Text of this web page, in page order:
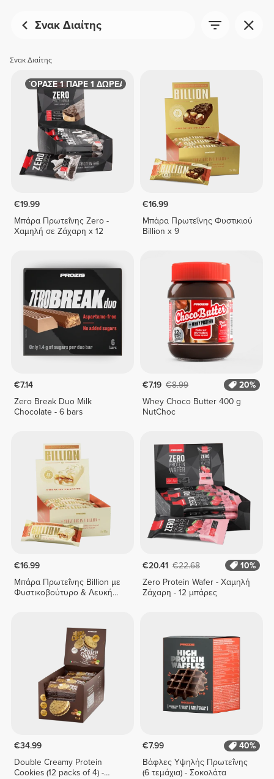
Σνακ Διαίτης
Σνακ Διαίτης
ΑΓΟΡΑΣΕ 1 ΠΑΡΕ 1 ΔΩΡΕΑΝ
€19.99
Μπάρα Πρωτεΐνης Zero -
Χαμηλή σε Ζάχαρη x 12
€16.99
Μπάρα Πρωτεΐνης Φυστικιού
Billion x 9
€7.14
Zero Break Duo Milk
Chocolate - 6 bars
€7.19 €8.99
20%
Whey Choco Butter 400 g
NutChoc
€16.99
Μπάρα Πρωτεΐνης Billion με
Φυστικοβούτυρο & Λευκή
€20.41 €22.68
10%
Zero Protein Wafer - Χαμηλή
Ζάχαρη - 12 μπάρες
€34.99
Double Creamy Protein
Cookies (12 packs of 4) -
€7.99
40%
Βάφλες Υψηλής Πρωτεΐνης
(6 τεμάχια) - Σοκολάτα